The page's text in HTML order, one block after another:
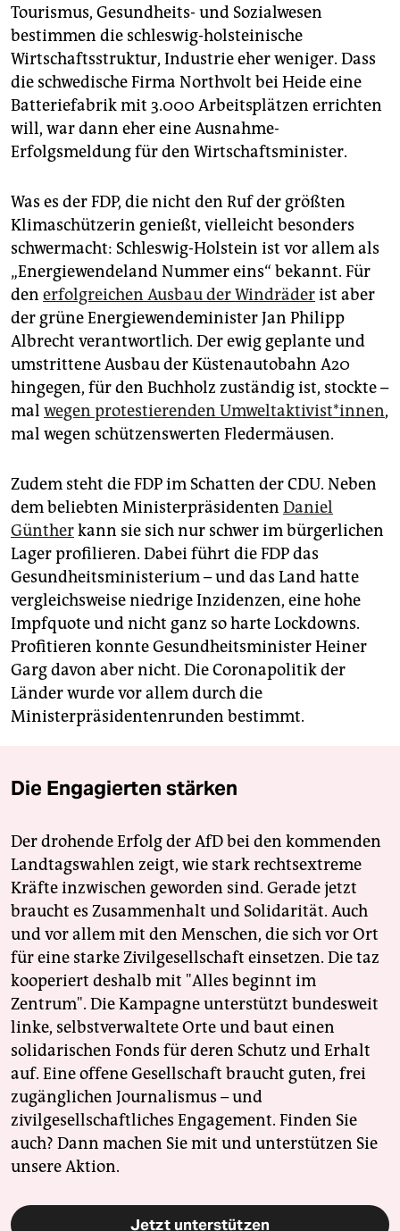
Tourismus, Gesundheits- und Sozialwesen
bestimmen die schleswig-holsteinische
Wirtschaftsstruktur, Industrie eher weniger. Dass
die schwedische Firma Northvolt bei Heide eine
Batteriefabrik mit 3.000 Arbeitsplätzen errichten
will, war dann eher eine Ausnahme-
Erfolgsmeldung für den Wirtschaftsminister.
Was es der FDP, die nicht den Ruf der größten
Klimaschützerin genießt, vielleicht besonders
schwermacht: Schleswig-Holstein ist vor allem als
„Energiewendeland Nummer eins“ bekannt. Für
den erfolgreichen Ausbau der Windräderist aber
der grüne Energiewendeminister Jan Philipp
Albrecht verantwortlich. Der ewig geplante und
umstrittene Ausbau der Küstenautobahn A20
hingegen, für den Buchholz zuständig ist, stockte –
mal wegen protestierenden Um­welt­ak­ti­vis­t*in­nen,
mal wegen schützenswerten Fledermäusen.
Zudem steht die FDP im Schatten der CDU. Neben
dem beliebten Ministerpräsidenten Daniel
Güntherkann sie sich nur schwer im bürgerlichen
Lager profilieren. Dabei führt die FDP das
Gesundheitsministerium – und das Land hatte
vergleichsweise niedrige Inzidenzen, eine hohe
Impfquote und nicht ganz so harte Lockdowns.
Profitieren konnte Gesundheitsminister Heiner
Garg davon aber nicht. Die Coronapolitik der
Länder wurde vor allem durch die
Ministerpräsidentenrunden bestimmt.
Die Engagierten stärken
Der drohende Erfolg der AfD bei den kommenden
Landtagswahlen zeigt, wie stark rechtsextreme
Kräfte inzwischen geworden sind. Gerade jetzt
braucht es Zusammenhalt und Solidarität. Auch
und vor allem mit den Menschen, die sich vor Ort
für eine starke Zivilgesellschaft einsetzen. Die taz
kooperiert deshalb mit "Alles beginnt im
Zentrum". Die Kampagne unterstützt bundesweit
linke, selbstverwaltete Orte und baut einen
solidarischen Fonds für deren Schutz und Erhalt
auf. Eine offene Gesellschaft braucht guten, frei
zugänglichen Journalismus – und
zivilgesellschaftliches Engagement. Finden Sie
auch? Dann machen Sie mit und unterstützen Sie
unsere Aktion.
Jetzt unterstützen